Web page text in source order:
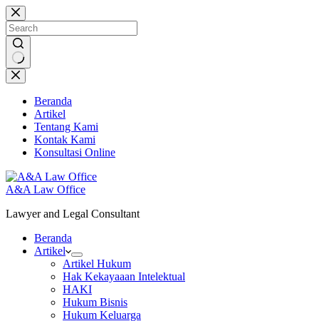
Skip
to
content
No
results
Beranda
Artikel
Tentang Kami
Kontak Kami
Konsultasi Online
A&A Law Office
Lawyer and Legal Consultant
Beranda
Artikel
Artikel Hukum
Hak Kekayaaan Intelektual
HAKI
Hukum Bisnis
Hukum Keluarga